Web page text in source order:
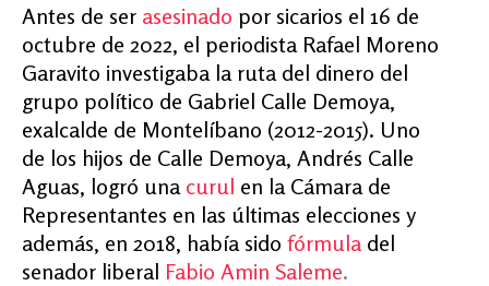
Antes de ser asesinado por sicarios el 16 de
octubre de 2022, el periodista Rafael Moreno
Garavito investigaba la ruta del dinero del
grupo político de Gabriel Calle Demoya,
exalcalde de Montelíbano (2012-2015). Uno
de los hijos de Calle Demoya, Andrés Calle
Aguas, logró una curul en la Cámara de
Representantes en las últimas elecciones y
además, en 2018, había sido fórmula del
senador liberal Fabio Amin Saleme.